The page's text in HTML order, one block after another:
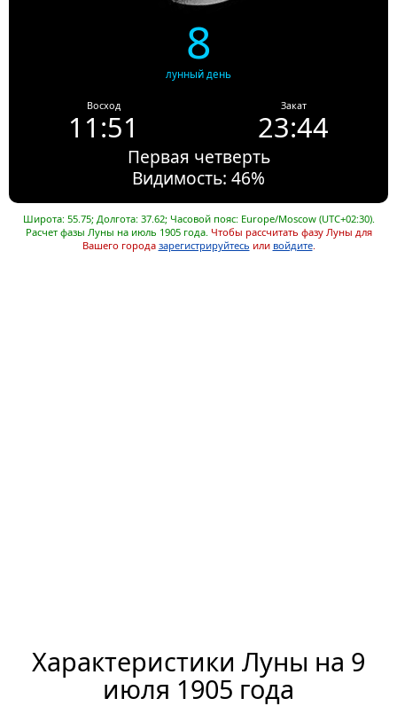
8
лунный день
Восход
11:51
Закат
23:44
Первая четверть
Видимость: 46%
Широта: 55.75; Долгота: 37.62; Часовой пояс: Europe/Moscow (UTC+02:30).
Расчет фазы Луны на июль 1905 года. Чтобы рассчитать фазу Луны для
Вашего города зарегистрируйтесь или войдите.
Характеристики Луны на 9
июля 1905 года